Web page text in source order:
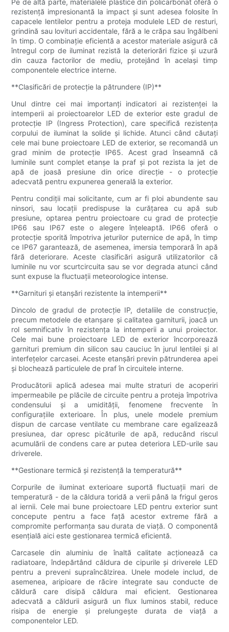
rezistență impresionantă la impact și sunt adesea folosite în
capacele lentilelor pentru a proteja modulele LED de resturi,
grindină sau lovituri accidentale, fără a le crăpa sau îngălbeni
în timp. O combinație eficientă a acestor materiale asigură că
întregul corp de iluminat rezistă la deteriorări fizice și uzură
din cauza factorilor de mediu, protejând în același timp
componentele electrice interne.
**Clasificări de protecție la pătrundere (IP)**
Unul dintre cei mai importanți indicatori ai rezistenței la
intemperii ai proiectoarelor LED de exterior este gradul de
protecție IP (Ingress Protection), care specifică rezistența
corpului de iluminat la solide și lichide. Atunci când căutați
cele mai bune proiectoare LED de exterior, se recomandă un
grad minim de protecție IP65. Acest grad înseamnă că
luminile sunt complet etanșe la praf și pot rezista la jet de
apă de joasă presiune din orice direcție - o protecție
adecvată pentru expunerea generală la exterior.
Pentru condiții mai solicitante, cum ar fi ploi abundente sau
ninsori, sau locații predispuse la curățarea cu apă sub
presiune, optarea pentru proiectoare cu grad de protecție
IP66 sau IP67 este o alegere înțeleaptă. IP66 oferă o
protecție sporită împotriva jeturilor puternice de apă, în timp
ce IP67 garantează, de asemenea, imersia temporară în apă
fără deteriorare. Aceste clasificări asigură utilizatorilor că
luminile nu vor scurtcircuita sau se vor degrada atunci când
sunt expuse la fluctuații meteorologice intense.
**Garnituri și etanșări rezistente la intemperii**
Dincolo de gradul de protecție IP, detaliile de construcție,
precum metodele de etanșare și calitatea garniturii, joacă un
rol semnificativ în rezistența la intemperii a unui proiector.
Cele mai bune proiectoare LED de exterior încorporează
garnituri premium din silicon sau cauciuc în jurul lentilei și al
interfețelor carcasei. Aceste etanșări previn pătrunderea apei
și blochează particulele de praf în circuitele interne.
Producătorii aplică adesea mai multe straturi de acoperiri
impermeabile pe plăcile de circuite pentru a proteja împotriva
condensului și a umidității, fenomene frecvente în
configurațiile exterioare. În plus, unele modele premium
dispun de carcase ventilate cu membrane care egalizează
presiunea, dar opresc picăturile de apă, reducând riscul
acumulării de condens care ar putea deteriora LED-urile sau
driverele.
**Gestionare termică și rezistență la temperatură**
Corpurile de iluminat exterioare suportă fluctuații mari de
temperatură - de la căldura toridă a verii până la frigul geros
al iernii. Cele mai bune proiectoare LED pentru exterior sunt
concepute pentru a face față acestor extreme fără a
compromite performanța sau durata de viață. O componentă
esențială aici este gestionarea termică eficientă.
Carcasele din aluminiu de înaltă calitate acționează ca
radiatoare, îndepărtând căldura de cipurile și driverele LED
pentru a preveni supraîncălzirea. Unele modele includ, de
asemenea, aripioare de răcire integrate sau conducte de
căldură care disipă căldura mai eficient. Gestionarea
adecvată a căldurii asigură un flux luminos stabil, reduce
risipa de energie și prelungește durata de viață a
componentelor LED.